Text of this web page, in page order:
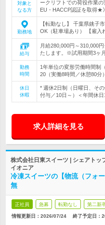
対象と
なる方
ークリフトでの荷役作業
EU・HACCP認証を取得★》
勤務地
【転勤なし】 千葉県銚子
OK（駐車場あり） 【雇入
給与
月給280,000円～310,000
たします。※試用期間3ヶ
勤務
時間
1年単位の変形労働時間制
20（実働8時間／休憩80分
休日
休暇
* 週休2日制（日曜日、そ
付与／10日～）＜年間休日
求人詳細を見る
株式会社日東スイーツ | シェアトッ
イオニア
冷凍スイーツの【物流（フォ
無
正社員 急募 転勤なし 第二新
情報更新日：2026/07/24 終了予定日：